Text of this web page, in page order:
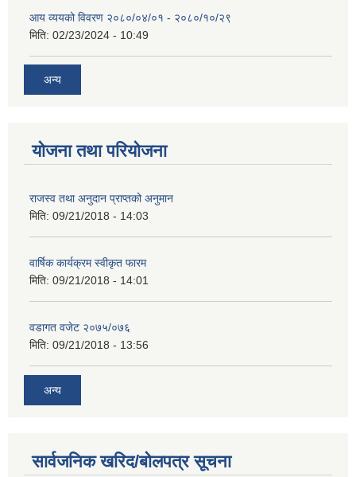
आय व्ययको विवरण २०८०/०४/०१ - २०८०/१०/२९
मिति: 02/23/2024 - 10:49
अन्य
योजना तथा परियोजना
राजस्व तथा अनुदान प्राप्तको अनुमान
मिति: 09/21/2018 - 14:03
वार्षिक कार्यक्रम स्वीकृत फारम
मिति: 09/21/2018 - 14:01
वडागत वजेट २०७५/०७६
मिति: 09/21/2018 - 13:56
अन्य
सार्वजनिक खरिद/बोलपत्र सूचना